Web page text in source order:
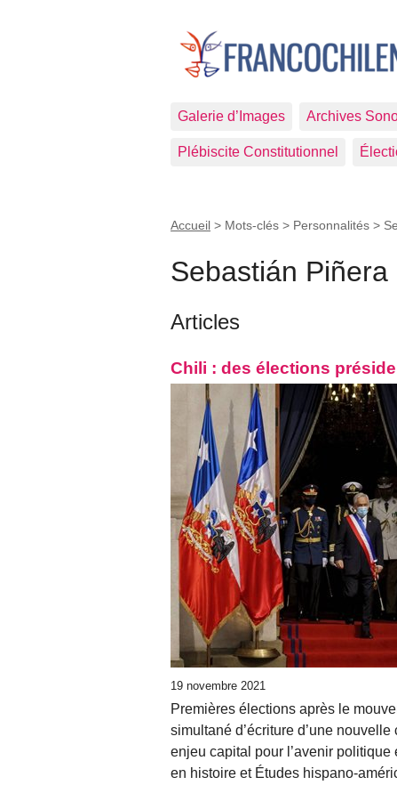
Galerie d’Images Archives
Plébiscite Constitutionnel
Accueil > Mots-clés > Personnalités >
Sebastián Piñera
Articles
Chili : des élections
19 novembre 2021
Premières élections après le
simultané d’écriture d’une
enjeu capital pour l’avenir
en histoire et Études hispano-